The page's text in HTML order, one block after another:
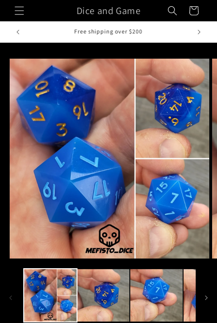
direttamente
ai contenuti
Dice and Game Carrello
Fatto a mano in Italia
Passa alle
informazioni
sul prodotto